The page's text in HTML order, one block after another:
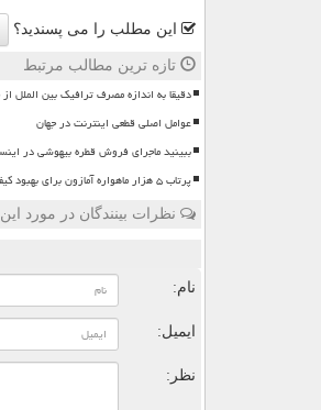
این مطلب را می پسندید؟
تازه ترین مطالب مرتبط
دقیقا به اندازه مصرف ترافیک بین
عوامل اصلی قطعی اینترنت در جهان
ببینید ماجرای فروش قطره بیهوشی در
پرتاب ۵ هزار ماهواره آمازون برای بهبود کیفیت اینترنت در جهان
نظرات بینندگان در مورد
نام:
ایمیل:
نظر: